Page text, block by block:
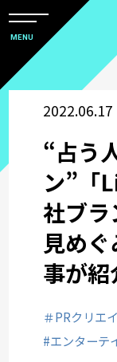
本
文
へ
メ
ニ
ュ
ー
開
MENU
2022.06.17
“占う
ン”「
社ブラ
見め
事が
＃PRクリエ
#エンターテ
すべて
アワード
企業情報
採用関連
ウズ研